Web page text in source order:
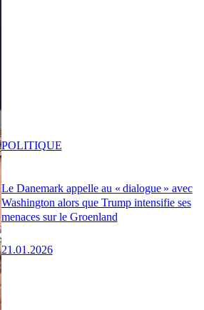
Le Danemark appelle au « dialogue » avec
Washington alors que Trump intensifie ses
menaces sur le Groenland
21.01.2026
POLITIQUE